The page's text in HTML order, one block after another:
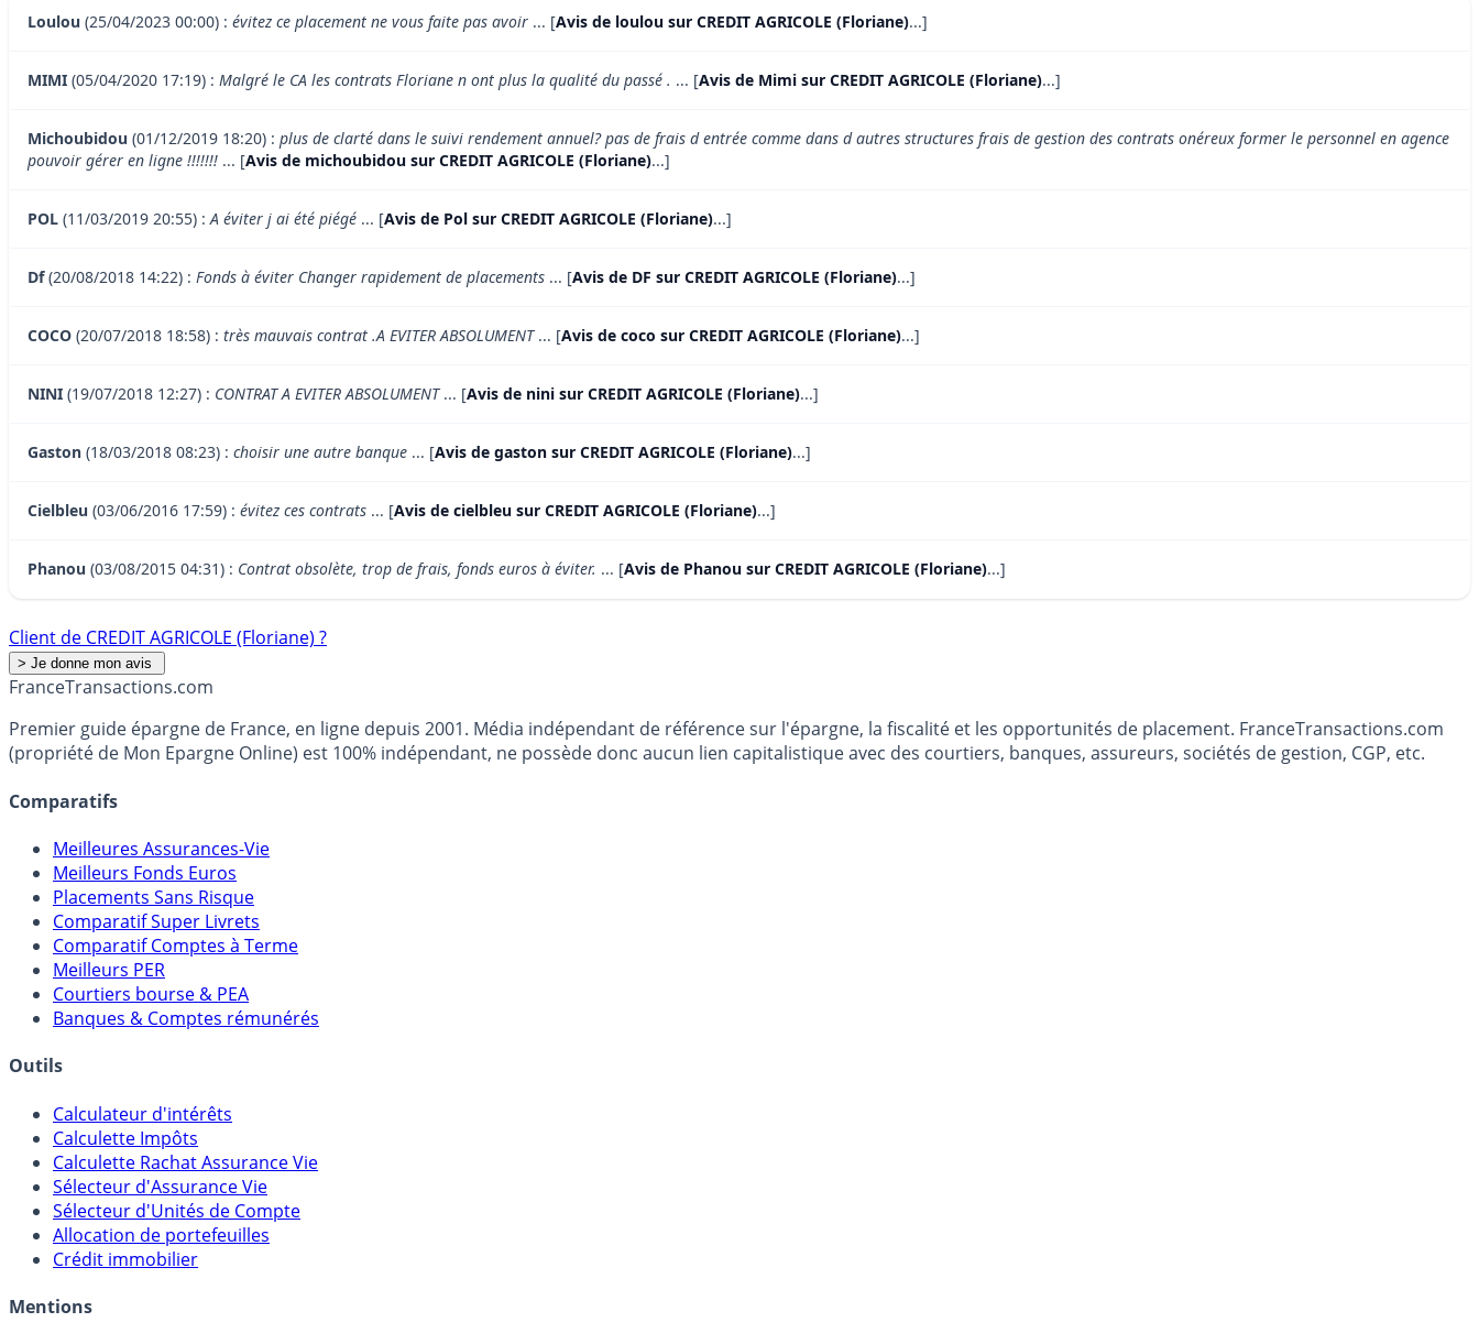
Loulou (25/04/2023 00:00) : évitez ce placement ne vous faite pas avoir ... [Avis de loulou sur CREDIT AGRICOLE (Floriane)...]
MIMI (05/04/2020 17:19) : Malgré le CA les contrats Floriane n ont plus la qualité du passé . ... [Avis de Mimi sur CREDIT AGRICOLE (Floriane)...]
Michoubidou (01/12/2019 18:20) : plus de clarté dans le suivi rendement annuel? pas de frais d entrée comme dans d autres structures frais de gestion des contrats onéreux former le personnel en agence
pouvoir gérer en ligne !!!!!!! ... [Avis de michoubidou sur CREDIT AGRICOLE (Floriane)...]
POL (11/03/2019 20:55) :A éviter j ai été piégé ... [Avis de Pol sur CREDIT AGRICOLE (Floriane)...]
Df(20/08/2018 14:22) : Fonds à éviter Changer rapidement de placements ... [Avis de DF sur CREDIT AGRICOLE (Floriane)...]
COCO (20/07/2018 18:58) : très mauvais contrat .A EVITER ABSOLUMENT... [Avis de coco sur CREDIT AGRICOLE (Floriane)...]
NINI (19/07/2018 12:27) : CONTRAT A EVITER ABSOLUMENT... [Avis de nini sur CREDIT AGRICOLE (Floriane)...]
Gaston (18/03/2018 08:23) : choisir une autre banque ... [Avis de gaston sur CREDIT AGRICOLE (Floriane)...]
Cielbleu (03/06/2016 17:59) : évitez ces contrats ... [Avis de cielbleu sur CREDIT AGRICOLE (Floriane)...]
Phanou (03/08/2015 04:31) : Contrat obsolète, trop de frais, fonds euros à éviter. ... [Avis de Phanou sur CREDIT AGRICOLE (Floriane)...]
Client de CREDIT AGRICOLE (Floriane) ?
FranceTransactions.com
Premier guide épargne de France, en ligne depuis 2001. Média indépendant de référence sur l'épargne, la fiscalité et les opportunités de placement. FranceTransactions.com
(propriété de Mon Epargne Online) est 100% indépendant, ne possède donc aucun lien capitalistique avec des courtiers, banques, assureurs, sociétés de gestion, CGP, etc.
Comparatifs
Meilleures Assurances-Vie
Meilleurs Fonds Euros
Placements Sans Risque
Comparatif Super Livrets
Comparatif Comptes à Terme
Meilleurs PER
Courtiers bourse & PEA
Banques & Comptes rémunérés
Outils
Calculateur d'intérêts
Calculette Impôts
Calculette Rachat Assurance Vie
Sélecteur d'Assurance Vie
Sélecteur d'Unités de Compte
Allocation de portefeuilles
Crédit immobilier
Mentions